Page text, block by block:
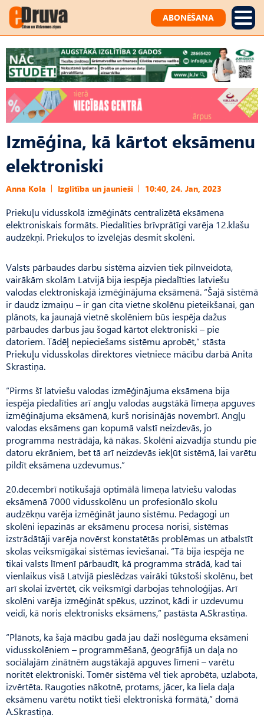
ABONĒŠANA
Izmēģina, kā kārtot eksāmenu
elektroniski
Anna Kola Izglītība un jaunieši 10:40, 24. Jan, 2023
Priekuļu vidusskolā izmēģināts centralizētā eksāmena
elektroniskais formāts. Piedalīties brīvprātīgi varēja 12.klašu
audzēkņi. Priekuļos to izvēlējās desmit skolēni.
Valsts pārbaudes darbu sistēma aizvien tiek pilnveidota,
vairākām skolām Latvijā bija iespēja piedalīties latviešu
valodas elektroniskajā izmēģinājuma eksāmenā. “Šajā sistēmā
ir daudz izmaiņu – ir gan cita vietne skolēnu pieteikšanai, gan
plānots, ka jaunajā vietnē skolēniem būs iespēja dažus
pārbaudes darbus jau šogad kārtot elektroniski – pie
datoriem. Tādēļ nepieciešams sistēmu aprobēt,” stāsta
Priekuļu vidusskolas direktores vietniece mācību darbā Anita
Skrastiņa.
“Pirms šī latviešu valodas izmēģinājuma eksāmena bija
iespēja piedalīties arī angļu valodas augstākā līmeņa apguves
izmēģinājuma eksāmenā, kurš norisinājās novembrī. Angļu
valodas eksāmens gan kopumā valstī neizdevās, jo
programma nestrādāja, kā nākas. Skolēni aizvadīja stundu pie
datoru ekrāniem, bet tā arī neizdevās iekļūt sistēmā, lai varētu
pildīt eksāmena uzdevumus.”
20.decembrī notikušajā optimālā līmeņa latviešu valodas
eksāmenā 7000 vidusskolēnu un profesionālo skolu
audzēkņu varēja izmēģināt jauno sistēmu. Pedagogi un
skolēni iepazinās ar eksāmenu procesa norisi, sistēmas
izstrādātāji varēja novērst konstatētās problēmas un atbalstīt
skolas veiksmīgākai sistēmas ieviešanai. “Tā bija iespēja ne
tikai valsts līmenī pārbaudīt, kā programma strādā, kad tai
vienlaikus visā Latvijā pieslēdzas vairāki tūkstoši skolēnu, bet
arī skolai izvērtēt, cik veiksmīgi darbojas tehnoloģijas. Arī
skolēni varēja izmēģināt spēkus, uzzinot, kādi ir uzdevumu
veidi, kā noris elektronisks eksāmens,” pastāsta A.Skras­tiņa.
“Plānots, ka šajā mācību gadā jau daži noslēguma eksāmeni
vidusskolēniem – programmēšanā, ģeogrāfijā un daļa no
sociālajām zinātnēm augstākajā apguves līmenī – varētu
noritēt elektroniski. Tomēr sistēma vēl tiek aprobēta, uzlabota,
izvērtēta. Raugoties nākotnē, protams, jācer, ka liela daļa
eksāmenu varētu notikt tieši elektroniskā formātā,” domā
A.Skrastiņa.